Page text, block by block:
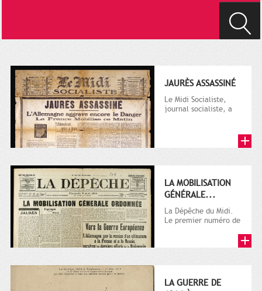
JAURÈS ASSASSINÉ
Le Midi Socialiste,
journal socialiste, a
LA MOBILISATION
GÉNÉRALE...
La Dépêche du Midi.
Le premier numéro de
octobre...
LA GUERRE DE